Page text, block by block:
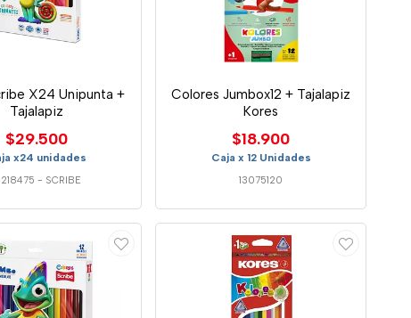
X24 Unipunta +
Tajalapiz
$29.500
x24 unidades
- SCRIBE
Colores Jumbox12 + Tajalapiz
Kores
$18.900
Caja x 12 Unidades
13075120